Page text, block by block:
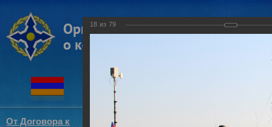
От Договора к
18 из 79